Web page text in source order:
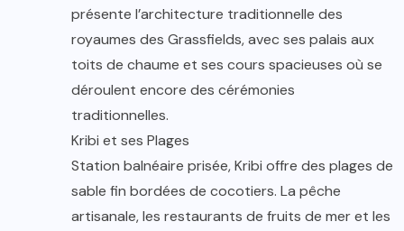
présente l’architecture traditionnelle des
royaumes des Grassfields, avec ses palais aux
toits de chaume et ses cours spacieuses où se
déroulent encore des cérémonies
traditionnelles.
Kribi et ses Plages
Station balnéaire prisée, Kribi offre des plages de
sable fin bordées de cocotiers. La pêche
artisanale, les restaurants de fruits de mer et les